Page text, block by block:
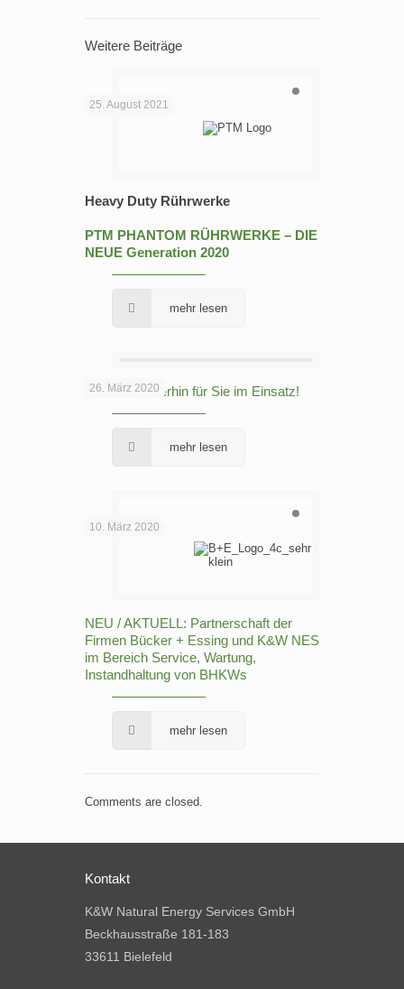
Weitere Beiträge
25. August 2021
Heavy Duty Rührwerke
PTM PHANTOM RÜHRWERKE – DIE
NEUE Generation 2020
mehr lesen
26. März 2020
Wir sind weiterhin für Sie im Einsatz!
mehr lesen
10. März 2020
NEU / AKTUELL: Partnerschaft der
Firmen Bücker + Essing und K&W NES
im Bereich Service, Wartung,
Instandhaltung von BHKWs
mehr lesen
Comments are closed.
Kontakt
K&W Natural Energy Services GmbH
Beckhausstraße 181-183
33611 Bielefeld